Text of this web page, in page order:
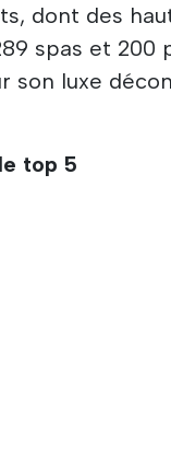
dont des
spas et 200
son luxe
top 5